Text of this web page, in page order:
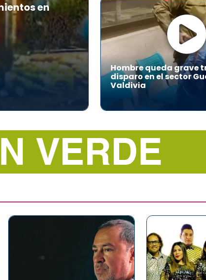
en
Hombre queda grave
disparo en el sector
Valdivia